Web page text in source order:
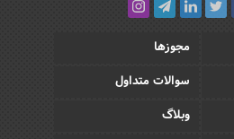
مجوزها
سوالات متداول
وبلاگ